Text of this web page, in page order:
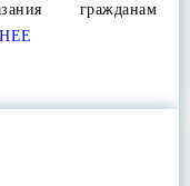
гражданам